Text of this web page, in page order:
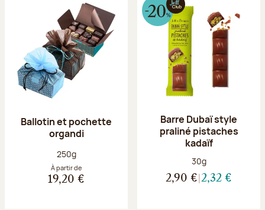
Ballotin et pochette
organdi
Poids net :
250g
À partir de
19,20 €
Barre Dubaï style
praliné pistaches
kadaïf
Poids net :
30g
2,90 € 2,32 €